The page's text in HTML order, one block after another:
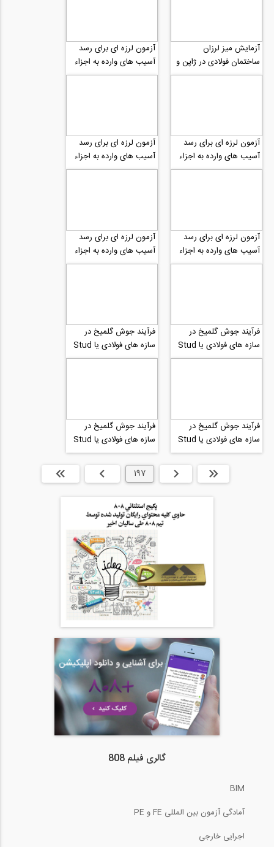
آزمایش میز لرزان
ساختمان فولادی در ژاپن و
تشکیل مفاصل پلاستیک
آزمون لرزه ای برای رسد
آسیب های وارده به اجزاء
غیرسازه ای قسمت پنجم
آزمون لرزه ای برای رسد
آسیب های وارده به اجزاء
غیرسازه ای قسمت چهارم
آزمون لرزه ای برای رسد
آسیب های وارده به اجزاء
غیرسازه ای قسمت سوم
آزمون لرزه ای برای رسد
آسیب های وارده به اجزاء
غیرسازه ای قسمت دوم
آزمون لرزه ای برای رسد
آسیب های وارده به اجزاء
غیرسازه ای
فرآیند جوش گلمیخ در
سازه های فولادی یا Stud
Welding شماره 7
فرآیند جوش گلمیخ در
سازه های فولادی یا Stud
Welding شماره 6
فرآیند جوش گلمیخ در
سازه های فولادی یا Stud
Welding شماره 5
فرآیند جوش گلمیخ در
سازه های فولادی یا Stud
Welding شماره 4
ابتدا
قبلی 197 بعدی انتها »
گالری فیلم 808
BIM
آمادگی آزمون بین المللی FE و PE
اجرایی خارجی